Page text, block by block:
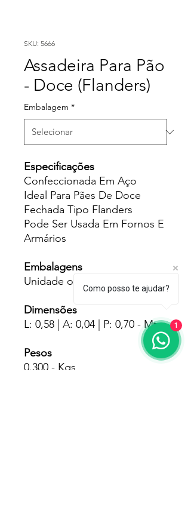
SKU: 5666
Assadeira Para Pão
- Doce (Flanders)
Embalagem *
Especificações
Confeccionada Em Aço
Ideal Para Pães De Doce
Fechada Tipo Flanders
Pode Ser Usada Em Fornos E
Armários
Embalagens
Unidade ou Caixa Com 20
Dimensões
L: 0,58 | A: 0,04 | P: 0,70 - Mts
Pesos
0.300 - Kgs
Como posso te ajudar?
1